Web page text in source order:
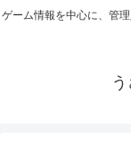
ゲーム情報を中心に、管